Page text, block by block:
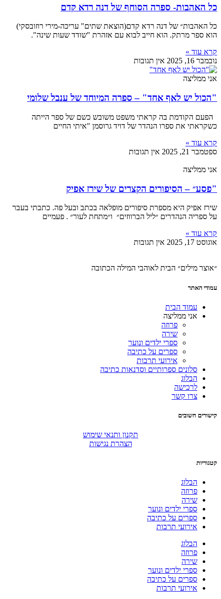
כל האהבות- ספרה הסוחף של דנה רדא קדם
כל האהבות״ של דנה רדא קדם(הוצאת שתים" עריכה-מירי רוזובסקי)
הוא ספר מרתק. הוא חייב לבוא עם אזהרת "שודד שעות שינה".
קרא עוד »
נובמבר 16, 2025
אין תגובות
אני ממליצה
"הכול יש לאף אחד" – ספרה המיוחד של ענבל שלומי
הפעם הקודמת בה קראתי משפט משובש כשם של ספר הייתה
כשקראתי את ספרו הנהדר של דויד גרוסמן "איתי החיים
קרא עוד »
ספטמבר 21, 2025
אין תגובות
אני ממליצה
"פסע״ – הסיפורים הקצרים של שירז אפיק
שירז אפיק היא מספרת סיפורים מופלאה בכתב ובעל פה. כתבתי בעבר
על ספריה הנהדרים ״ליל הברווזים״ ו״מתחת לעור״ . פעמיים
קרא עוד »
אוגוסט 17, 2025
אין תגובות
״אוצר מילים״ הבית לאוהבי המילה הכתובה
עמודי האתר
עמוד הבית
אני ממליצה
פרוזה
שירה
ספרי ילדים ונוער
ספרים על כתיבה
אירועי תרבות
סלונים ספרותיים וסדנאות כתיבה
הבלוג
לרכישה
צרו קשר
קישורים חשובים
תקנון ותנאי שימוש
הצהרת נגישות
קטגוריות
הבלוג
פרוזה
שירה
ספרי ילדים ונוער
ספרים על כתיבה
אירועי תרבות
הבלוג
פרוזה
שירה
ספרי ילדים ונוער
ספרים על כתיבה
אירועי תרבות